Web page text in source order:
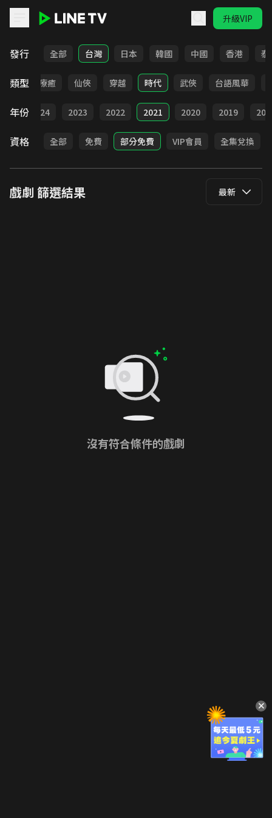
升級VIP
發行 全部 台灣 日本 韓國 中國 香港 泰
類型
驚悚 療癒 仙俠 穿越 時代 武俠 台語風華
年份 2024 2023 2022 2021 2020 2019
資格 全部 免費 部分免費 VIP會員 全集兌換
戲劇 篩選結果 最新
沒有符合條件的戲劇